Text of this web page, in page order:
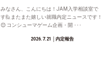
みなさん、こんにちは！JAM入学相談室で
す🙋またまた嬉しい就職内定ニュースです！
😊 コンシューマゲーム企画・開 ･･･
2026.7.21 │内定報告